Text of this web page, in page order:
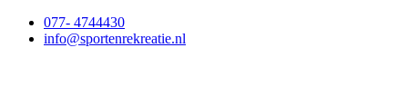
077- 4744430
info@sportenrekreatie.nl